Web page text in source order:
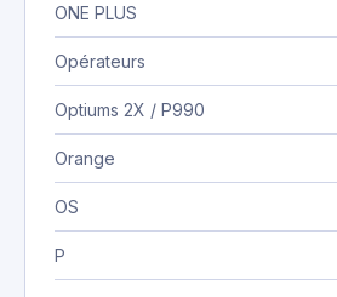
ONE PLUS
Opérateurs
Optiums 2X / P990
Orange
OS
P